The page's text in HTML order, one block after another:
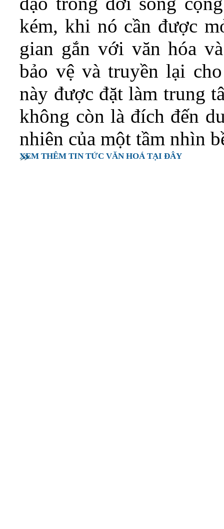
kém, khi nó cần được
gian gắn với văn hóa
bảo vệ và truyền lại
này được đặt làm trung
không còn là đích đến
nhiên của một tầm nhìn
XEM THÊM TIN TỨC VĂN HOÁ TẠI ĐÂY